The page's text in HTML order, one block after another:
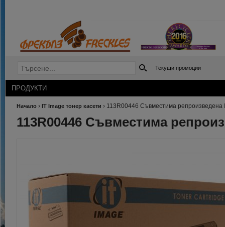
Текущи промоции
ПРОДУКТИ
Начало › IT Image тонер касети › 113R00446 Съвместима репроизведена
113R00446 Съвместима